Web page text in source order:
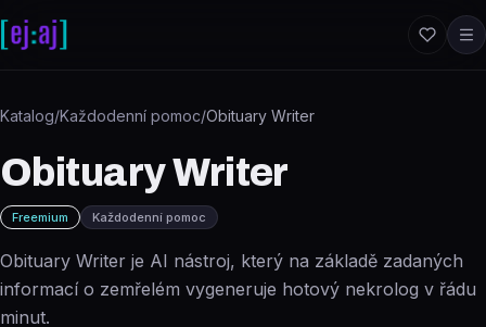
Katalog/Každodenní pomoc/Obituary Writer
Obituary Writer
Freemium Každodenní pomoc
Obituary Writer je AI nástroj, který na základě zadaných
informací o zemřelém vygeneruje hotový nekrolog v řádu
minut.